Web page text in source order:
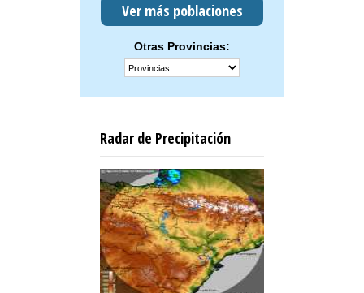
Ver más poblaciones
Otras Provincias:
Radar de Precipitación